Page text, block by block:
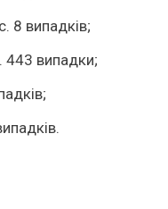
8 випадків;
443 випадки;